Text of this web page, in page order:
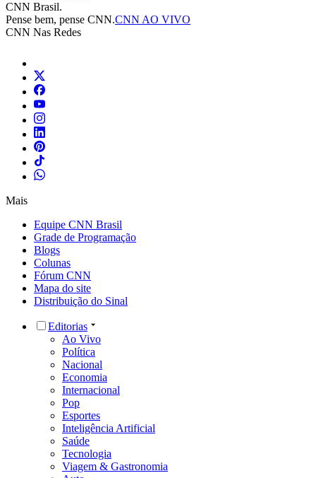
CNN Brasil.
Pense bem, pense CNN.CNN AO VIVO
CNN Nas Redes
Mais
Equipe CNN Brasil
Grade de Programação
Blogs
Colunas
Fórum CNN
Mapa do site
Distribuição do Sinal
Editorias
Ao Vivo
Política
Nacional
Economia
Internacional
Pop
Esportes
Inteligência Artificial
Saúde
Tecnologia
Viagem & Gastronomia